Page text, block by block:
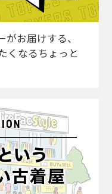
お届けする、
くなるちょっと